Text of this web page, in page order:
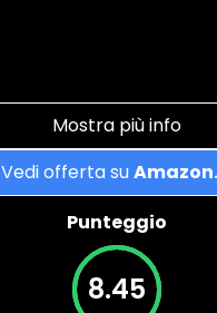
Mostra più info
Vedi offerta su
Punteggio
8.45